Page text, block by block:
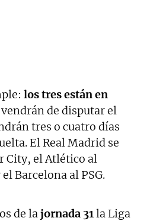
los tres están en
de disputar el
tres o cuatro días
El Real Madrid se
City, el Atlético al
Barcelona al PSG.
de lajornada 31la Liga